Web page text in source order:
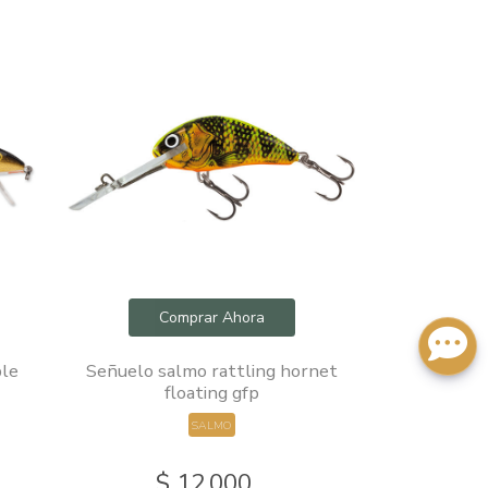
Comprar Ahora
Señuelo salmo rattling hornet
floating gfp
SALMO